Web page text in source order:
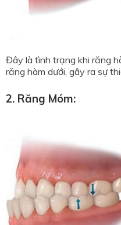
Đây là tình trạng khi răng
răng hàm dưới, gây ra sự
2. Răng Móm: